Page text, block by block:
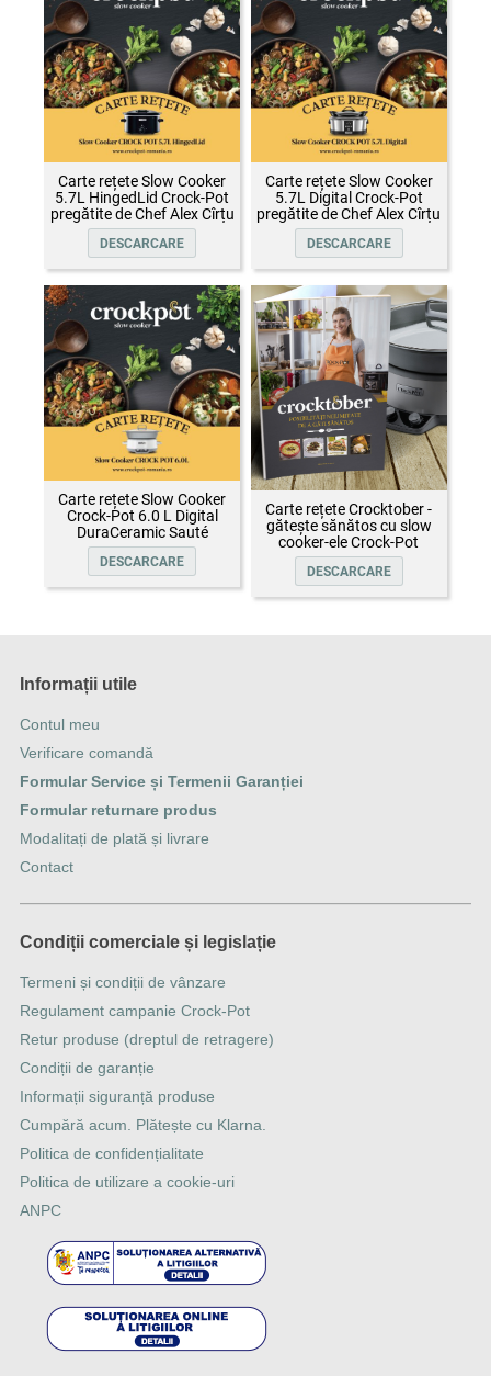
Carte rețete Slow Cooker
5.7L HingedLid Crock-Pot
pregătite de Chef Alex Cîrțu
DESCARCARE
Carte rețete Slow Cooker
5.7L Digital Crock-Pot
pregătite de Chef Alex Cîrțu
DESCARCARE
Carte rețete Slow Cooker
Crock-Pot 6.0 L Digital
DuraCeramic Sauté
DESCARCARE
Carte rețete Crocktober -
gătește sănătos cu slow
cooker-ele Crock-Pot
DESCARCARE
Informații utile
Contul meu
Verificare comandă
Formular Service și Termenii Garanției
Formular returnare produs
Modalitați de plată și livrare
Contact
Condiții comerciale și legislație
Termeni și condiții de vânzare
Regulament campanie Crock-Pot
Retur produse (dreptul de retragere)
Condiții de garanție
Informații siguranță produse
Cumpără acum. Plătește cu Klarna.
Politica de confidențialitate
Politica de utilizare a cookie-uri
ANPC